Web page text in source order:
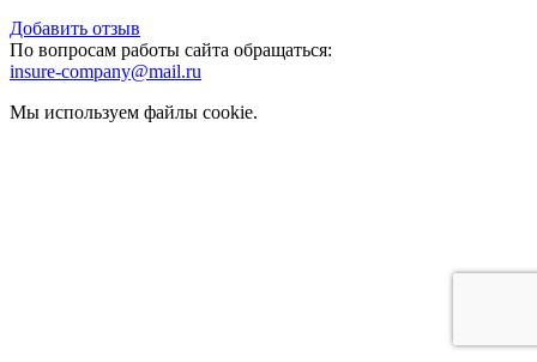
Добавить отзыв
По вопросам работы сайта обращаться:
insure-company@mail.ru
Мы используем файлы cookie.